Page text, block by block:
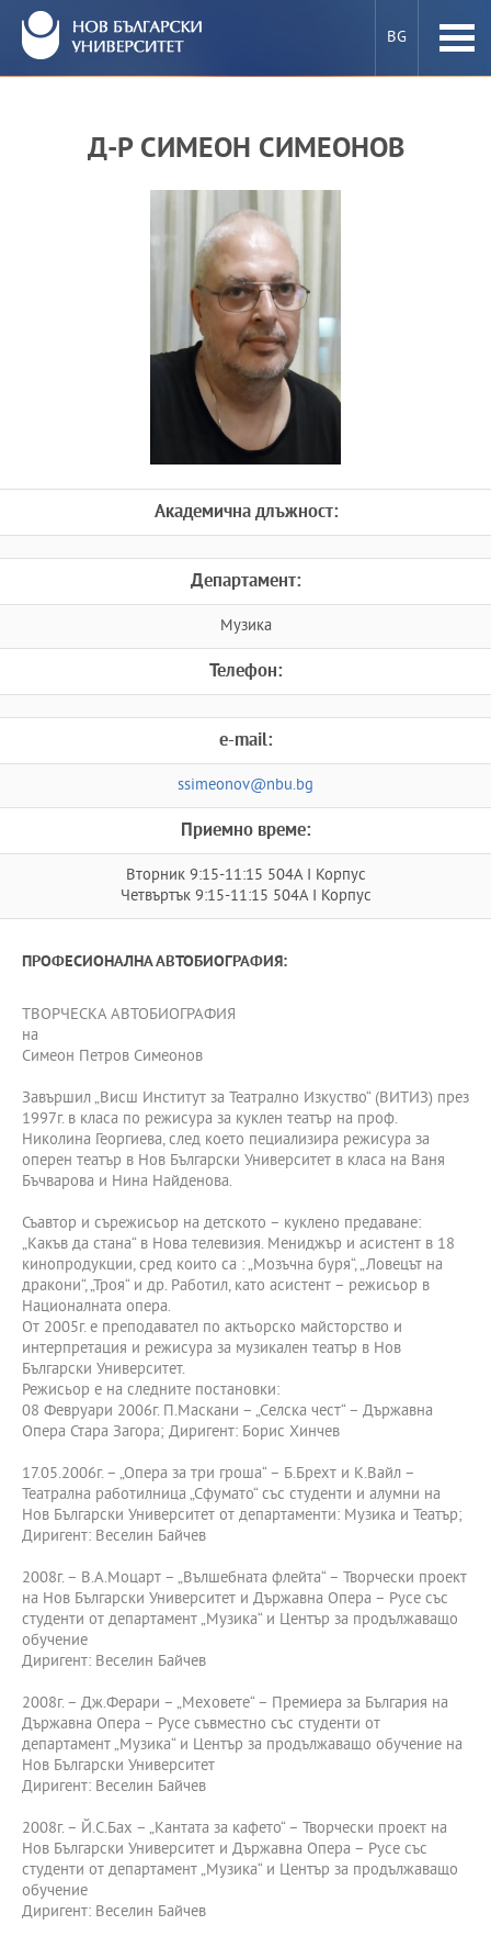
BG
КАК СЕ СТАВА ПРЕПОДАВАТЕЛ В НБУ
Д-Р СИМЕОН СИМЕОНОВ
Академична длъжност:
Департамент:
Музика
Телефон:
e-mail:
ssimeonov@nbu.bg
Приемно време:
Вторник 9:15-11:15 504А I Корпус
Четвъртък 9:15-11:15 504А I Корпус
ПРОФЕСИОНАЛНА АВТОБИОГРАФИЯ:
ТВОРЧЕСКА АВТОБИОГРАФИЯ
на
Симеон Петров Симеонов
Завършил „Висш Институт за Театрално Изкуство“ (ВИТИЗ) през
1997г. в класа по режисура за куклен театър на проф.
Николина Георгиева, след което пециализира режисура за
оперен театър в Нов Български Университет в класа на Ваня
Бъчварова и Нина Найденова.
Съавтор и сърежисьор на детското – куклено предаване:
„Какъв да стана“ в Нова телевизия. Мениджър и асистент в 18
кинопродукции, сред които са : „Мозъчна буря“, „Ловецът на
дракони“, „Троя“ и др. Работил, като асистент – режисьор в
Националната опера.
От 2005г. е преподавател по актьорско майсторство и
интерпретация и режисура за музикален театър в Нов
Български Университет.
Режисьор е на следните постановки:
08 Февруари 2006г. П.Маскани – „Селска чест“ – Държавна
Опера Стара Загора; Диригент: Борис Хинчев
17.05.2006г. – „Опера за три гроша“ – Б.Брехт и К.Вайл –
Театрална работилница „Сфумато“ със студенти и алумни на
Нов Български Университет от департаменти: Музика и Театър;
Диригент: Веселин Байчев
2008г. – В.А.Моцарт – „Вълшебната флейта“ – Творчески проект
на Нов Български Университет и Държавна Опера – Русе със
студенти от департамент „Музика“ и Център за продължаващо
обучение
Диригент: Веселин Байчев
2008г. – Дж.Ферари – „Меховете“ – Премиера за България на
Държавна Опера – Русе съвместно със студенти от
департамент „Музика“ и Център за продължаващо обучение на
Нов Български Университет
Диригент: Веселин Байчев
2008г. – Й.С.Бах – „Кантата за кафето“ – Творчески проект на
Нов Български Университет и Държавна Опера – Русе със
студенти от департамент „Музика“ и Център за продължаващо
обучение
Диригент: Веселин Байчев